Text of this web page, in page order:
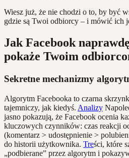
Wiesz już, że nie chodzi o to, by być
gdzie są Twoi odbiorcy – i mówić ich
Jak Facebook
pokaże Twoim
Sekretne mechanizmy
Algorytm Facebooka to czarna
tajemniczy, jak kiedyś. Analizy
jasno pokazują, że Facebook ocenia
kluczowych czynników: czas reakcji
(komentarz > udostępnienie >
do historii użytkownika. Treści, które
„podbierane” przez algorytm i